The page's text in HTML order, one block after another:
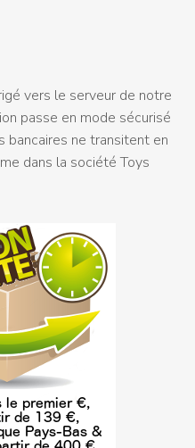
vers le serveur de notre
passe en mode sécurisé
bancaires ne transitent en
dans la société Toys